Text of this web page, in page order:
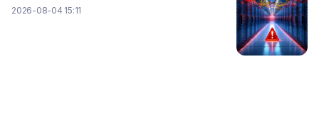
2026-08-04 15:11